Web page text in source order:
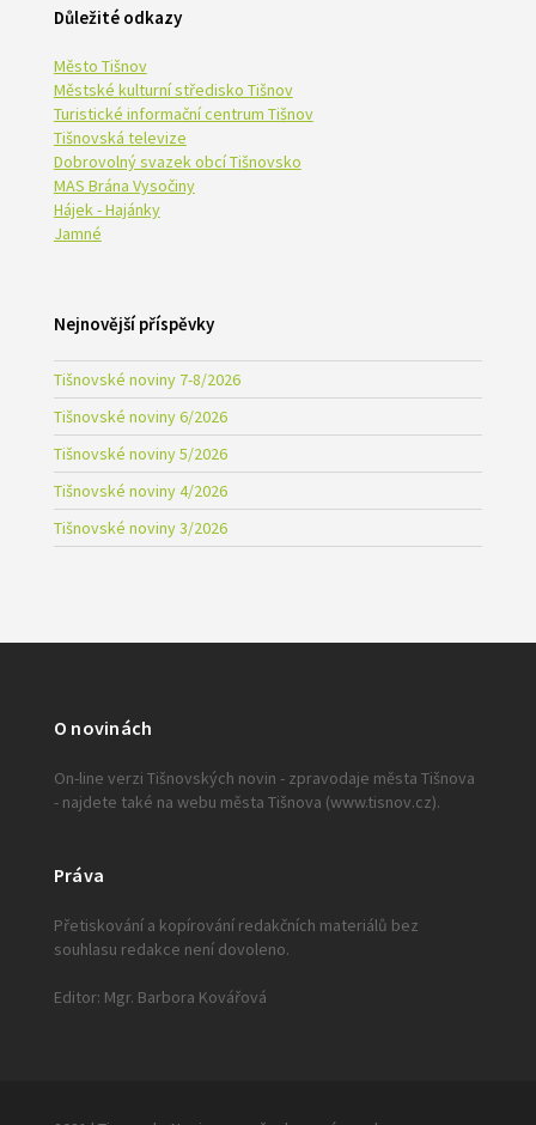
Důležité odkazy
Město Tišnov
Městské kulturní středisko Tišnov
Turistické informační centrum Tišnov
Tišnovská televize
Dobrovolný svazek obcí Tišnovsko
MAS Brána Vysočiny
Hájek - Hajánky
Jamné
Nejnovější příspěvky
Tišnovské noviny 7-8/2026
Tišnovské noviny 6/2026
Tišnovské noviny 5/2026
Tišnovské noviny 4/2026
Tišnovské noviny 3/2026
O novinách
On-line verzi Tišnovských novin - zpravodaje města Tišnova
- najdete také na webu města Tišnova (www.tisnov.cz).
Práva
Přetiskování a kopírování redakčních materiálů bez
souhlasu redakce není dovoleno.
Editor: Mgr. Barbora Kovářová